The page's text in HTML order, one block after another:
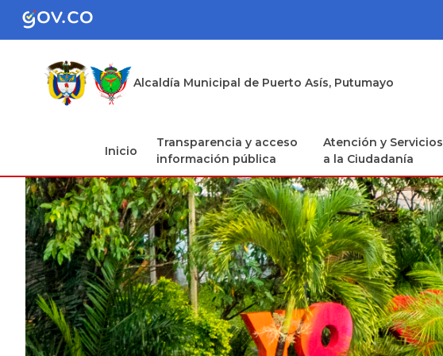
Alcaldía Municipal de Puerto Asís, Putumayo
Inicio
Transparencia y acceso
información pública
Atención y Servicios
a la Ciudadanía